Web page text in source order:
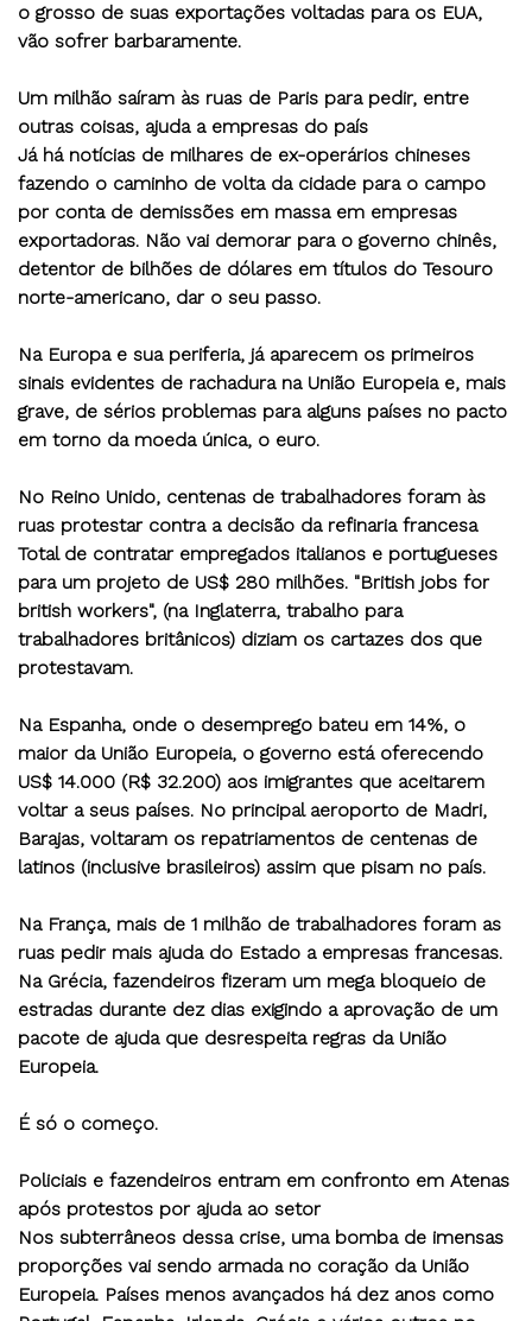
o grosso de suas exportações voltadas para os EUA,
vão sofrer barbaramente.
Um milhão saíram às ruas de Paris para pedir, entre
outras coisas, ajuda a empresas do país
Já há notícias de milhares de ex-operários chineses
fazendo o caminho de volta da cidade para o campo
por conta de demissões em massa em empresas
exportadoras. Não vai demorar para o governo chinês,
detentor de bilhões de dólares em títulos do Tesouro
norte-americano, dar o seu passo.
Na Europa e sua periferia, já aparecem os primeiros
sinais evidentes de rachadura na União Europeia e, mais
grave, de sérios problemas para alguns países no pacto
em torno da moeda única, o euro.
No Reino Unido, centenas de trabalhadores foram às
ruas protestar contra a decisão da refinaria francesa
Total de contratar empregados italianos e portugueses
para um projeto de US$ 280 milhões. "British jobs for
british workers", (na Inglaterra, trabalho para
trabalhadores britânicos) diziam os cartazes dos que
protestavam.
Na Espanha, onde o desemprego bateu em 14%, o
maior da União Europeia, o governo está oferecendo
US$ 14.000 (R$ 32.200) aos imigrantes que aceitarem
voltar a seus países. No principal aeroporto de Madri,
Barajas, voltaram os repatriamentos de centenas de
latinos (inclusive brasileiros) assim que pisam no país.
Na França, mais de 1 milhão de trabalhadores foram as
ruas pedir mais ajuda do Estado a empresas francesas.
Na Grécia, fazendeiros fizeram um mega bloqueio de
estradas durante dez dias exigindo a aprovação de um
pacote de ajuda que desrespeita regras da União
Europeia.
É só o começo.
Policiais e fazendeiros entram em confronto em Atenas
após protestos por ajuda ao setor
Nos subterrâneos dessa crise, uma bomba de imensas
proporções vai sendo armada no coração da União
Europeia. Países menos avançados há dez anos como